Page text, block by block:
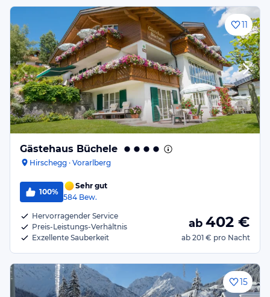
11
Gästehaus Büchele
Hirschegg · Vorarlberg
100%
Sehr gut
584 Bew.
Hervorragender Service
Preis-Leistungs-Verhältnis
Exzellente Sauberkeit
ab 402 €
ab 201 € pro Nacht
15